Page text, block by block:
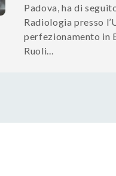
Padova, ha di
Radiologia presso
perfezionamento in
Ruoli...